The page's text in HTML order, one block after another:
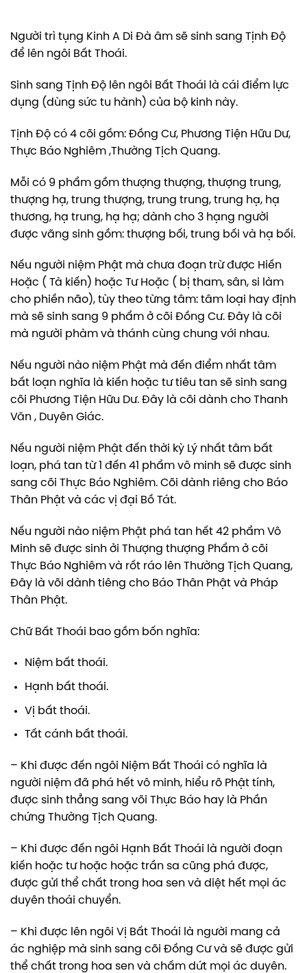
Người trì tụng Kinh A Di Đà âm sẽ sinh sang Tịnh Độ
để lên ngôi Bất Thoái.
Sinh sang Tịnh Ðộ lên ngôi Bất Thoái là cái điểm lực
dụng (dùng sức tu hành) của bộ kinh này.
Tịnh Độ có 4 cõi gồm: Ðồng Cư, Phương Tiện Hữu Dư,
Thực Báo Nghiêm ,Thường Tịch Quang.
Mỗi có 9 phẩm gồm thượng thượng, thượng trung,
thượng hạ, trung thượng, trung trung, trung hạ, hạ
thương, hạ trung, hạ hạ; dành cho 3 hạng người
được vãng sinh gồm: thượng bối, trung bối và hạ bối.
Nếu người niệm Phật mà chưa đoạn trừ được Hiến
Hoặc ( Tà kiến) hoặc Tư Hoặc ( bị tham, sân, si làm
cho phiền não), tùy theo từng tâm: tâm loại hay định
mà sẽ sinh sang 9 phẩm ở cõi Đồng Cư. Đây là cõi
mà người phàm và thánh cùng chung với nhau.
Nếu người nào niệm Phật mà đến điểm nhất tâm
bất loạn nghĩa là kiến hoặc tư tiêu tan sẽ sinh sang
cõi Phương Tiện Hữu Dư. Đây là cõi dành cho Thanh
Văn , Duyên Giác.
Nếu người niệm Phật đến thời kỳ Lý nhất tâm bất
loạn, phá tan từ 1 đến 41 phẩm vô minh sẽ được sinh
sang cõi Thực Báo Nghiêm. Cõi dành riêng cho Báo
Thân Phật và các vị đại Bồ Tát.
Nếu người nào niệm Phật phá tan hết 42 phẩm Vô
Minh sẽ được sinh ởi Thượng thượng Phẩm ở cõi
Thực Báo Nghiêm và rốt ráo lên Thường Tịch Quang,
Đây là või dành tiêng cho Báo Thân Phật và Pháp
Thân Phật.
Chữ Bất Thoái bao gồm bốn nghĩa:
Niệm bất thoái.
Hạnh bất thoái.
Vị bất thoái.
Tất cánh bất thoái.
– Khi được đến ngôi Niệm Bất Thoái có nghĩa là
người niệm đã phá hết vô minh, hiểu rõ Phật tính,
được sinh thẳng sang või Thực Báo hay là Phần
chứng Thường Tịch Quang.
– Khi được đến ngôi Hạnh Bất Thoái là người đoạn
kiến hoặc tư hoặc hoặc trần sa cũng phá được,
được gửi thể chất trong hoa sen và diệt hết mọi ác
duyên thoái chuyển.
– Khi được lên ngôi Vị Bất Thoái là người mang cả
ác nghiệp mà sinh sang cõi Ðồng Cư và sẽ được gửi
thể chất trong hoa sen và chấm dứt mọi ác duyên.